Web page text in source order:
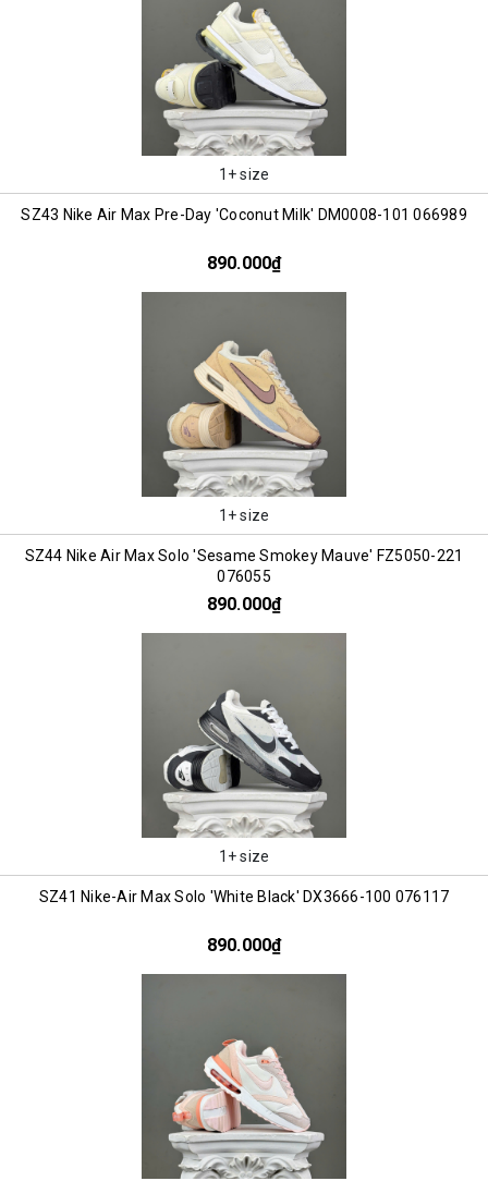
1+ size
SZ43 Nike Air Max Pre-Day 'Coconut Milk' DM0008-101 066989
890.000₫
1+ size
SZ44 Nike Air Max Solo 'Sesame Smokey Mauve' FZ5050-221
076055
890.000₫
1+ size
SZ41 Nike-Air Max Solo 'White Black' DX3666-100 076117
890.000₫